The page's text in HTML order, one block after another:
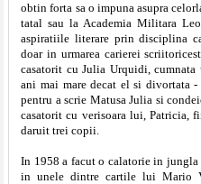
obtin forta sa o impuna asupra
tatal sau la Academia Militara
aspiratiile literare prin disciplina
doar in urmarea carierei
casatorit cu Julia Urquidi,
ani mai mare decat el si divortata
pentru a scrie Matusa Julia si
casatorit cu verisoara lui, Patricia,
daruit trei copii.
In 1958 a facut o calatorie in jungla
in unele dintre cartile lui Mario